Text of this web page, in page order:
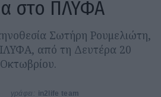
στο ΠΛΥΦΑ
Σωτήρη Ρουμελιώτη,
από τη Δευτέρα 20
Οκτωβρίου.
γράφει: in2life team